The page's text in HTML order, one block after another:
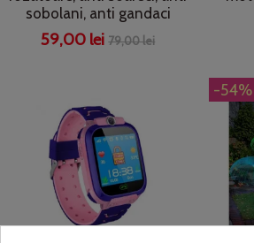
sobolani, anti gandaci
59,00 lei79,00 lei
-54%